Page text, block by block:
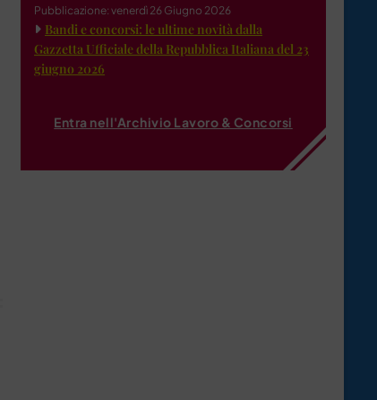
Pubblicazione: venerdì 26 Giugno 2026
Bandi e concorsi: le ultime novità dalla
Gazzetta Ufficiale della Repubblica Italiana del 23
giugno 2026
Entra nell'Archivio Lavoro & Concorsi